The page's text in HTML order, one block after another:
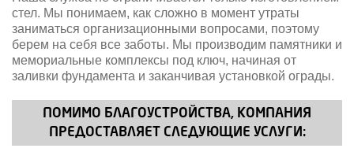
стел. Мы понимаем, как сложно в момент утраты
заниматься организационными вопросами, поэтому
берем на себя все заботы. Мы производим памятники и
мемориальные комплексы под ключ, начиная от
заливки фундамента и заканчивая установкой ограды.
ПОМИМО БЛАГОУСТРОЙСТВА, КОМПАНИЯ
ПРЕДОСТАВЛЯЕТ СЛЕДУЮЩИЕ УСЛУГИ: